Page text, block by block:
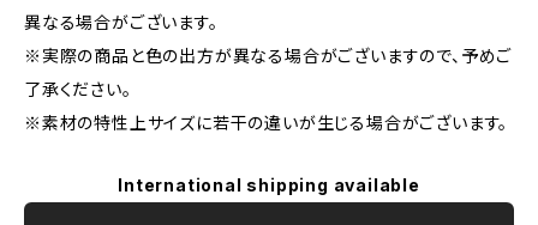
異なる場合がございます。
※実際の商品と色の出方が異なる場合がございますので、予めご
了承ください。
※素材の特性上サイズに若干の違いが生じる場合がございます。
International shipping available